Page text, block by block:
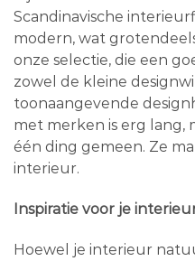
Scandinavische
modern, wat
onze selectie, die een
zowel de kleine
toonaangevende
met merken is erg lang,
één ding gemeen. Ze
interieur.
Inspiratie voor je
Hoewel je interieur